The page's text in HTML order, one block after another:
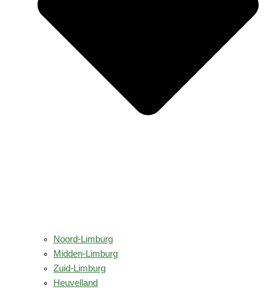
Noord-Limburg
Midden-Limburg
Zuid-Limburg
Heuvelland